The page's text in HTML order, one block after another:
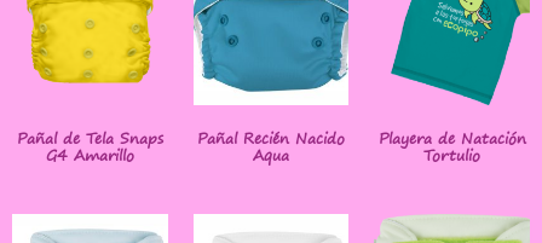
Pañal de Tela Snaps
G4 Amarillo
Pañal Recién Nacido
Aqua
Playera de Natación
Tortulio